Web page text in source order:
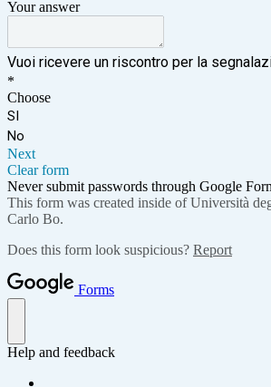
Your answer
Vuoi ricevere un riscontro per la
*
Choose
SI
No
Next
Clear form
Never submit passwords through Google
This form was created inside of Università
Carlo Bo.
Does this form look suspicious? Report
Forms
Help and feedback